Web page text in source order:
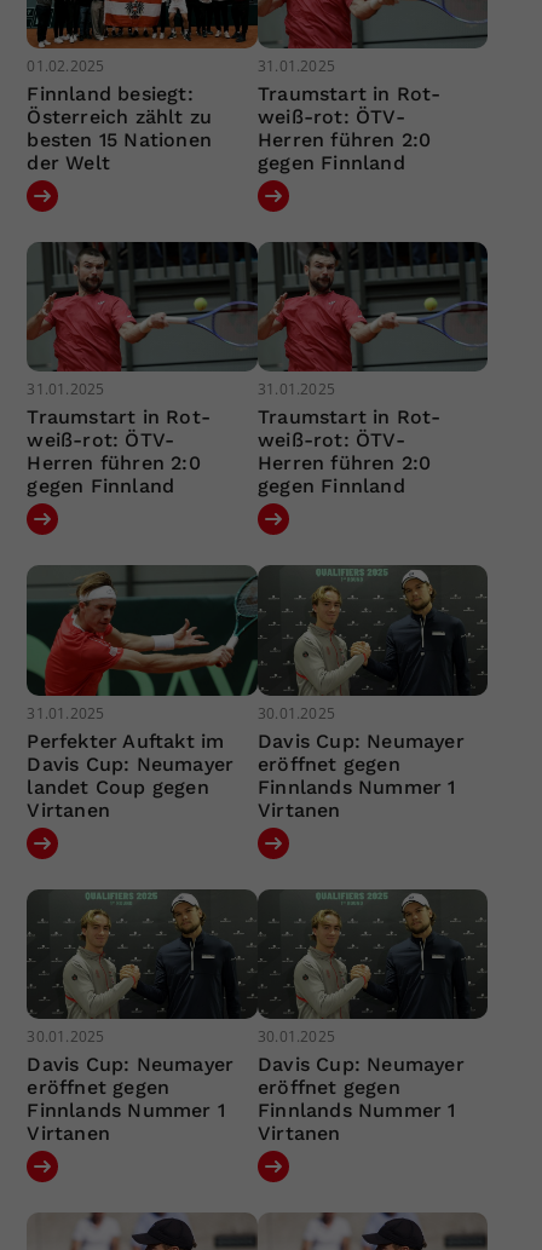
01.02.2025
Finnland besiegt:
Österreich zählt zu
besten 15 Nationen
der Welt
31.01.2025
Traumstart in Rot-
weiß-rot: ÖTV-
Herren führen 2:0
gegen Finnland
31.01.2025
Traumstart in Rot-
weiß-rot: ÖTV-
Herren führen 2:0
gegen Finnland
31.01.2025
Traumstart in Rot-
weiß-rot: ÖTV-
Herren führen 2:0
gegen Finnland
31.01.2025
Perfekter Auftakt im
Davis Cup: Neumayer
landet Coup gegen
Virtanen
30.01.2025
Davis Cup: Neumayer
eröffnet gegen
Finnlands Nummer 1
Virtanen
30.01.2025
Davis Cup: Neumayer
eröffnet gegen
Finnlands Nummer 1
Virtanen
30.01.2025
Davis Cup: Neumayer
eröffnet gegen
Finnlands Nummer 1
Virtanen